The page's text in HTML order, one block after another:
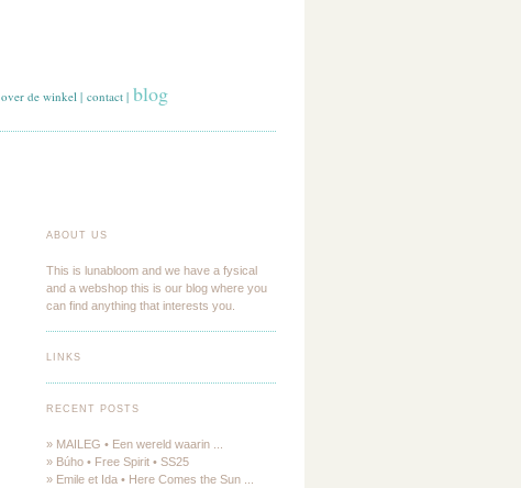
over de winkel | contact | blog
ABOUT US
This is lunabloom and we have a fysical
and a webshop this is our blog where you
can find anything that interests you.
LINKS
RECENT POSTS
» MAILEG • Een wereld waarin ...
» Búho • Free Spirit • SS25
» Emile et Ida • Here Comes the Sun ...